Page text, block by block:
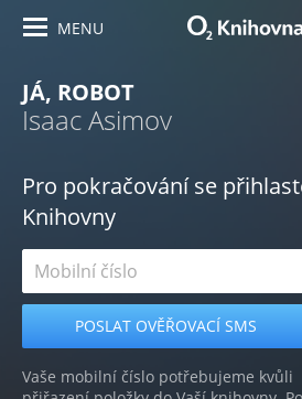
MENU
JÁ, ROBOT
Isaac Asimov
Pro pokračování se
Knihovny
Vaše mobilní číslo potřebujeme kvůli